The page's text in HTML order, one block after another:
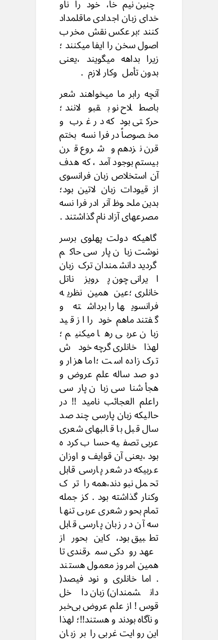
چنین نیم خا، خود را ناو
خدای زبان اجدادی ماقلمداد
کنند ؛برعکس نقش مخرب
اصول سخن را ایفا میکنند ؛
زیرا بداهه میگویند ،یعنی
بدون تأمل وکار لازم .
آنچه رابر ما میخواهند شعر
باصطلاح نو بقبولانند ؛
حرکتی بود که در غرب و
مخصوصاً در فرانسه بختم
قرن نزدهم و شروع قرن
بیستم بوجود آمد ، که هدف
آن استخلاص زبان فرانسوی
از قیودات زبان لاتین بود؛
بدین ملحوظ آنرادر فرانسه
مصرعهای آزاد نام گذاشتند .
گاهیکه دولت پهلوی برسر
نوشت زبان پارسی حاکم
گردید دانشمندان ترک زبان
ایرانی چون پرویز ناتل
خانلری ؛عین همین نظریه
فرانسویها را برداشته و
گفتند ماهم خود را از قید
زبان عربی رها میکنیم ؛
لهذاخانلری گرچه خودش
ترک زاده است ؛اما هزار و
دو صد ساله علم عروض و
هجأ شناسی زبان پارسی
راعلم العجائب نامید !! در
حالیکه زبان پارسی چند صد
سال قبل با قالبهای شعری
عربی تصفیه حساب کرده
بود ،یعنی آن قوایف و اوزان
عربیکه در شعر پارسی قابل
تحمل نبودند،همه را تر ک
وکنار گذاشته بود . کز جمله
تمام بحور شعری عربی تنها
سه آن در زبان پارسی قابل
تطبیق بود، کاین بحور از
عهد رودکی سمرقندی تا
همین امروز معمول هستند
. اما خانلری و نود فیصد(
دانشمندان) زبان داخل
قوس ! از علم عروض بی‌خبر
و نآگاه بودند و هستند!!؛ لهذا
این روایت غربی را بر زبان